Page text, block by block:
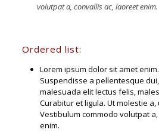
volutpat a, convallis ac, laoreet enim.
Ordered list:
Lorem ipsum dolor sit amet
Suspendisse a pellentesque
malesuada elit lectus felis,
Curabitur et ligula. Ut molestie
Vestibulum commodo volutpat
enim.